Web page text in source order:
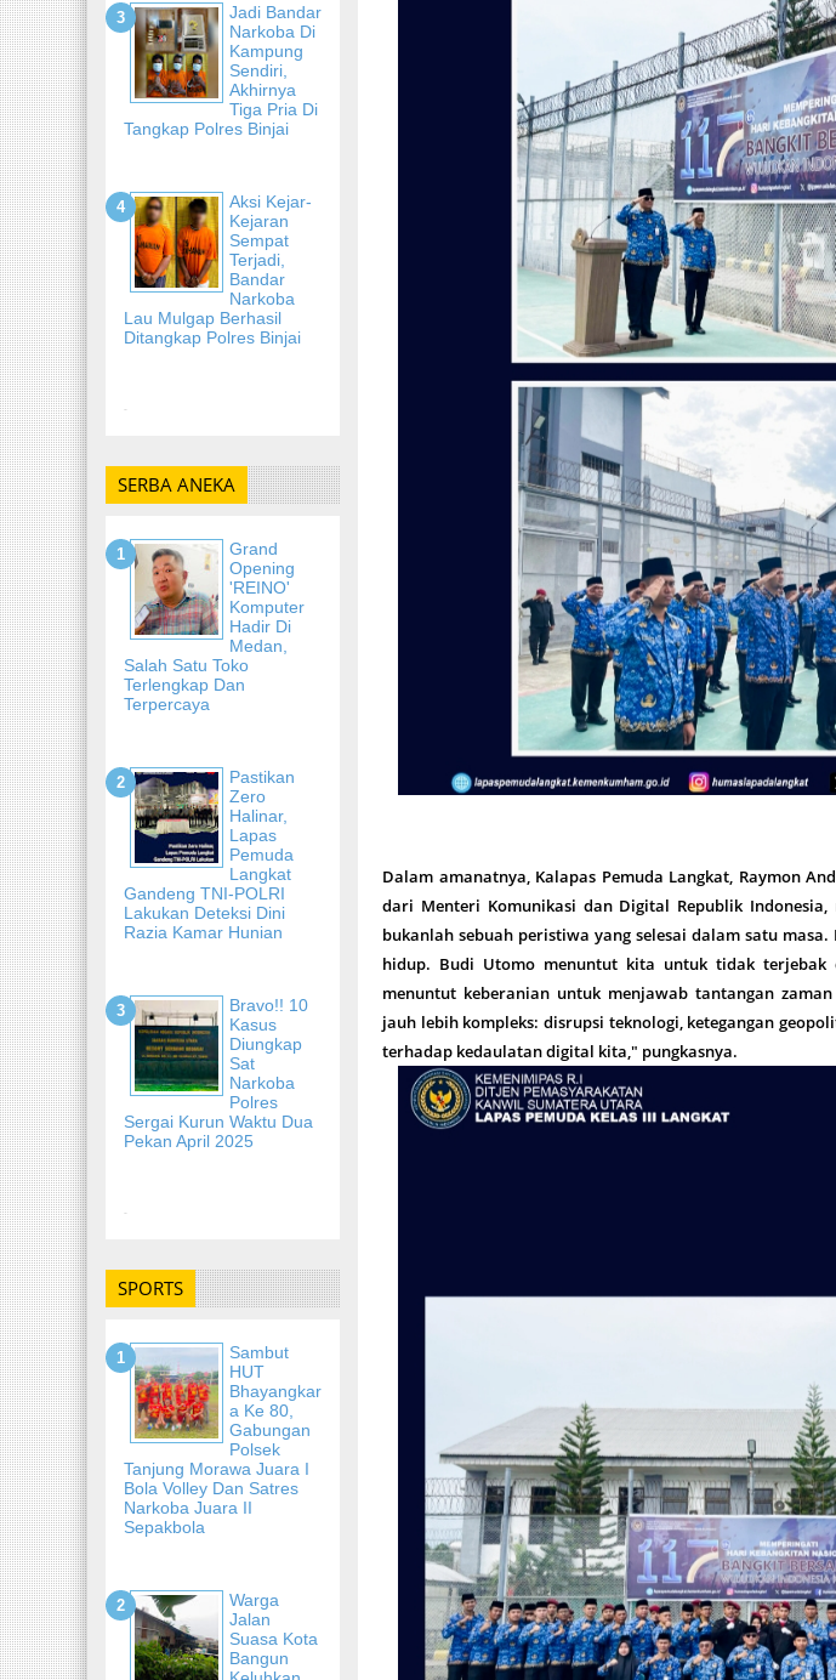
Jadi Bandar
Narkoba Di
Kampung
Sendiri,
Akhirnya
Tiga Pria Di
Tangkap Polres Binjai
Aksi Kejar-
Kejaran
Sempat
Terjadi,
Bandar
Narkoba
Lau Mulgap Berhasil
Ditangkap Polres Binjai
-
SERBA ANEKA
Grand
Opening
'REINO'
Komputer
Hadir Di
Medan,
Salah Satu Toko
Terlengkap Dan
Terpercaya
Pastikan
Zero
Halinar,
Lapas
Pemuda
Langkat
Gandeng TNI-POLRI
Lakukan Deteksi Dini
Razia Kamar Hunian
Bravo!! 10
Kasus
Diungkap
Sat
Narkoba
Polres
Sergai Kurun Waktu Dua
Pekan April 2025
-
SPORTS
Sambut
HUT
Bhayangkar
A Ke 80,
Gabungan
Polsek
Tanjung Morawa Juara I
Bola Volley Dan Satres
Narkoba Juara II
Sepakbola
Warga
Jalan
Suasa Kota
Bangun
Dalam amanatnya, Kalapas Pemuda Langkat, Raymon
dari Menteri Komunikasi dan Digital Republik
bukanlah sebuah peristiwa yang selesai dalam satu
hidup. Budi Utomo menuntut kita untuk tidak terjebak
menuntut keberanian untuk menjawab tantangan
jauh lebih kompleks: disrupsi teknologi, ketegangan
terhadap kedaulatan digital kita," pungkasnya.